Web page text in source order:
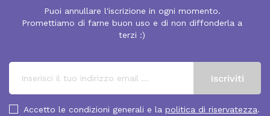
Puoi annullare l'iscrizione in ogni momento.
Promettiamo di farne buon uso e di non diffonderla a
terzi :)
Accetto le condizioni generali e la politica di riservatezza.